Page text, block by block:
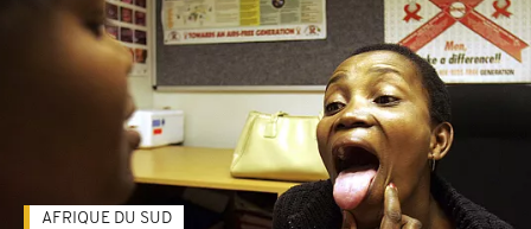
AFRIQUE DU SUD